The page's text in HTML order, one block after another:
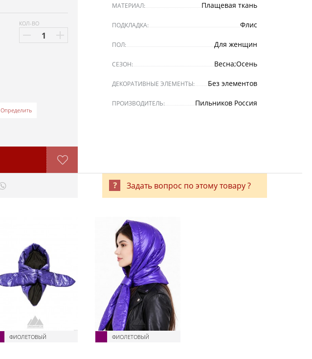
КОЛ-ВО
Определить
МАТЕРИАЛ: Плащевая ткань
ПОДКЛАДКА: Флис
ПОЛ: Для женщин
СЕЗОН: Весна;Осень
ДЕКОРАТИВНЫЕ ЭЛЕМЕНТЫ: Без элементов
ПРОИЗВОДИТЕЛЬ: Пильников Россия
Задать вопрос по этому товару ?
ФИОЛЕТОВЫЙ ФИОЛЕТОВЫЙ